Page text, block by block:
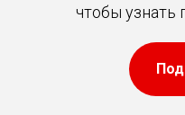
чтобы узнать